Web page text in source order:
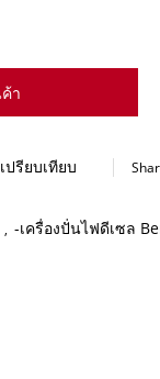
า
เปรียบเทียบ
, -เครื่องปั่นไฟดีเซล